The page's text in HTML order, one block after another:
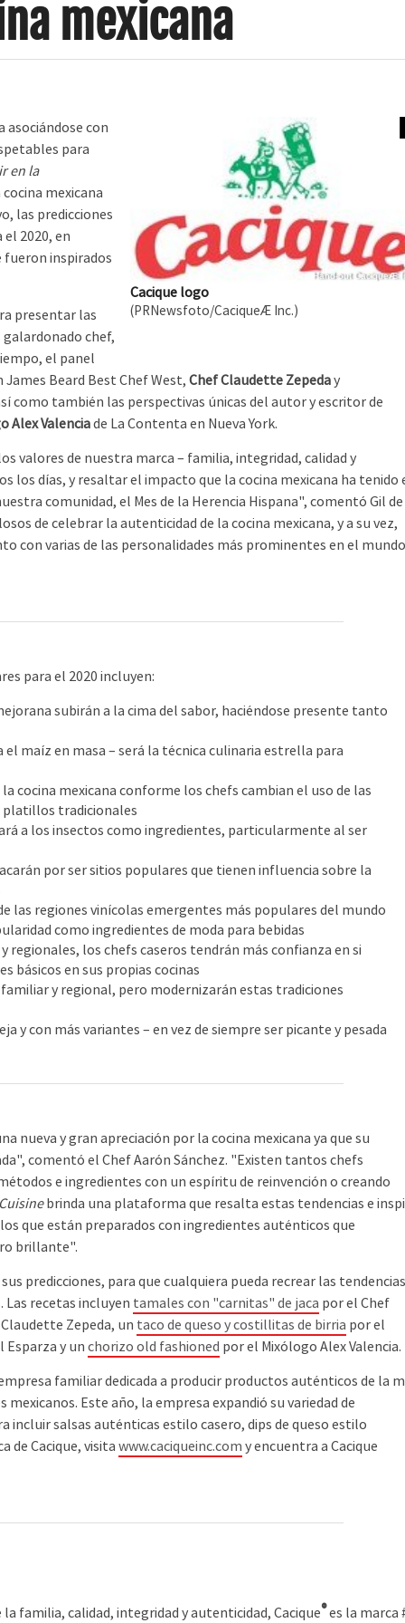
mexicana
Hand-out CaciqueÆ
Cacique logo
(PRNewsfoto/CaciqueÆ Inc.)
asociándose con
para
en la
mexicana
las predicciones
2020, en
inspirados
presentar las
galardonado chef,
el panel
Beard Best Chef West,Chef Claudette Zepeday
como también las perspectivas únicas del autor y escritor de
Alex Valenciade La Contenta en Nueva York.
valores de nuestra marca – familia, integridad, calidad y
los días, y resaltar el impacto que la cocina mexicana ha tenido
comunidad, el Mes de la Herencia Hispana", comentó Gil de
de celebrar la autenticidad de la cocina mexicana, y a su vez,
con varias de las personalidades más prominentes en el
para el 2020 incluyen:
subirán a la cima del sabor, haciéndose presente tanto
maíz en masa – será la técnica culinaria estrella para
cocina mexicana conforme los chefs cambian el uso de las
platillos tradicionales
a los insectos como ingredientes, particularmente al ser
por ser sitios populares que tienen influencia sobre la
las regiones vinícolas emergentes más populares del mundo
como ingredientes de moda para bebidas
regionales, los chefs caseros tendrán más confianza en si
básicos en sus propias cocinas
y regional, pero modernizarán estas tradiciones
y con más variantes – en vez de siempre ser picante y pesada
y gran apreciación por la cocina mexicana ya que su
comentó el Chef Aarón Sánchez. "Existen tantos chefs
e ingredientes con un espíritu de reinvención o creando
brinda una plataforma que resalta estas tendencias e
que están preparados con ingredientes auténticos que
brillante".
predicciones, para que cualquiera pueda recrear las
Las recetas incluyen tamales con "carnitas" de jaca por el Chef
Zepeda, un taco de queso y costillitas de birria por el
Esparza y unchorizo old fashioned por el Mixólogo Alex Valencia.
familiar dedicada a producir productos auténticos de la
Este año, la empresa expandió su variedad de
incluir salsas auténticas estilo casero, dips de queso estilo
de Cacique, visitawww.caciqueinc.com y encuentra a Cacique
familia, calidad, integridad y autenticidad, Cacique®es la marca